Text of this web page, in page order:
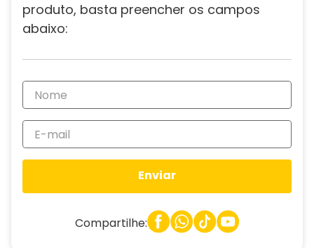
produto, basta preencher os campos
abaixo:
Enviar
Compartilhe: